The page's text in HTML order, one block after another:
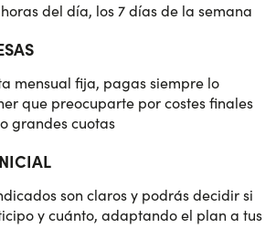
del día, los 7 días de la semana
mensual fija, pagas siempre lo
que preocuparte por costes finales
grandes cuotas
son claros y podrás decidir si
y cuánto, adaptando el plan a tus